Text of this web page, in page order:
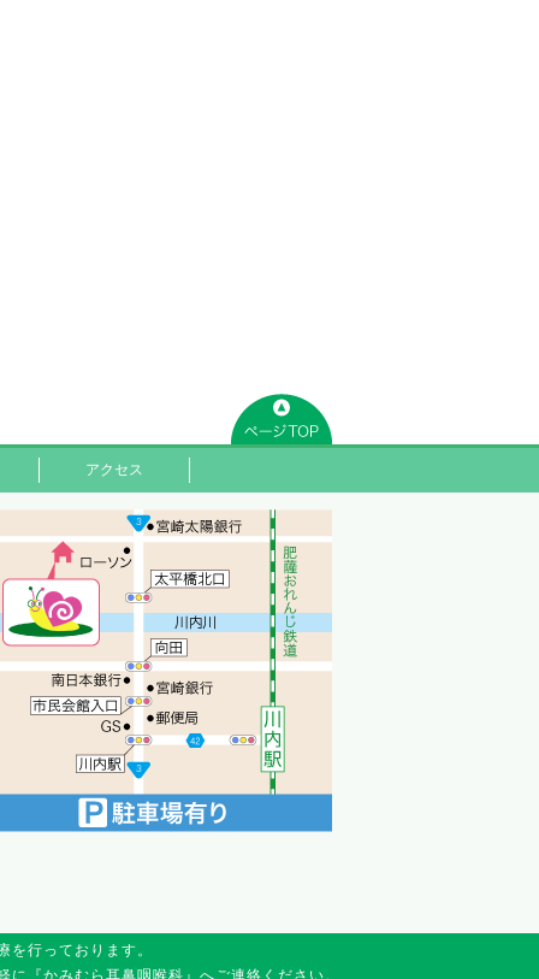
アクセス
行っております。
『かみむら耳鼻咽喉科』へご連絡ください。